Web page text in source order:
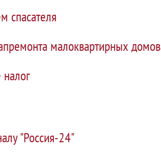
спасателя
малоквартирных домов
"Россия-24"